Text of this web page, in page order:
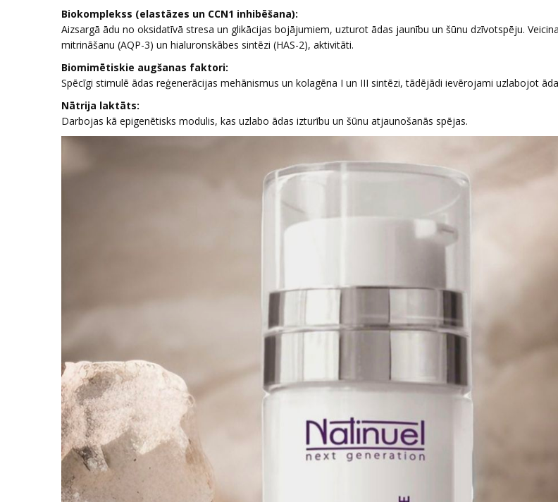
Biokomplekss (elastāzes un CCN1 inhibēšana):
Aizsargā ādu no oksidatīvā stresa un glikācijas bojājumiem, uzturot ādas jaunību un šūnu dzīvotspēju.
mitrināšanu (AQP-3) un hialuronskābes sintēzi (HAS-2), aktivitāti.
Biomimētiskie augšanas faktori:
Spēcīgi stimulē ādas reģenerācijas mehānismus un kolagēna I un III sintēzi, tādējādi ievērojami uzlabojot
Nātrija laktāts:
Darbojas kā epigenētisks modulis, kas uzlabo ādas izturību un šūnu atjaunošanās spējas.